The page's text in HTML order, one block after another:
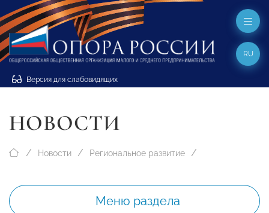
Версия для слабовидящих
RU
НОВОСТИ
Новости Региональное развитие
Меню раздела